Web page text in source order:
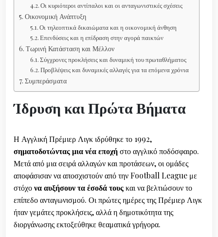
Οι κυριότεροι αντίπαλοι και οι ανταγωνιστικές σχέσεις
Οικονομική Ανάπτυξη
Οι τηλεοπτικά δικαιώματα και η οικονομική άνθηση
Επενδύσεις και η επίδραση στην αγορά παικτών
Τωρινή Κατάσταση και Μέλλον
Σύγχρονες προκλήσεις και δυναμική του πρωταθλήματος
Προβλέψεις και δυναμικές αλλαγές για τα επόμενα χρόνια
Συμπεράσματα
Ίδρυση και Πρώτα Βήματα
Η Αγγλική Πρέμιερ Λιγκ ιδρύθηκε το 1992,
σηματοδοτώντας μια νέα εποχήστο αγγλικό ποδόσφαιρο.
Μετά από μια σειρά αλλαγών και προτάσεων, οι ομάδες
αποφάσισαν να αποσχιστούν από την Football League με
στόχονα αυξήσουν τα έσοδά τουςκαι να βελτιώσουν το
επίπεδο ανταγωνισμού. Οι πρώτες ημέρες της Πρέμιερ Λιγκ
ήταν γεμάτες προκλήσεις, αλλά η δημοτικότητα της
διοργάνωσης εκτοξεύθηκε θεαματικά γρήγορα.